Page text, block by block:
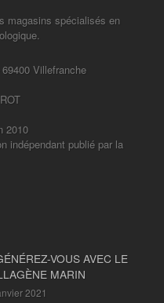
magasins spécialisés en
Villefranche
2010
indépendant publié par la
VOUS AVEC LE
MARIN
2021